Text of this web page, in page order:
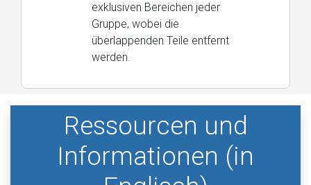
exklusiven Bereichen jeder
Gruppe, wobei die
überlappenden Teile entfernt
werden.
Ressourcen und
Informationen (in